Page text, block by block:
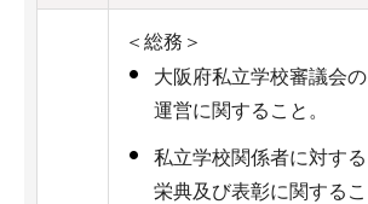
＜総務＞
大阪府私立学校審議会の
運営に関すること。
私立学校関係者に対する
栄典及び表彰に関するこ